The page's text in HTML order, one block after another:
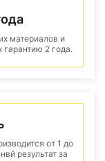
материалов и
2 года.
от 1 до
результат за